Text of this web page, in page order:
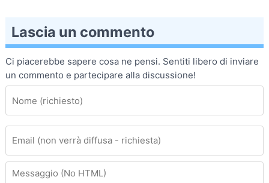
Lascia un commento
Ci piacerebbe sapere cosa ne pensi. Sentiti libero di inviare
un commento e partecipare alla discussione!